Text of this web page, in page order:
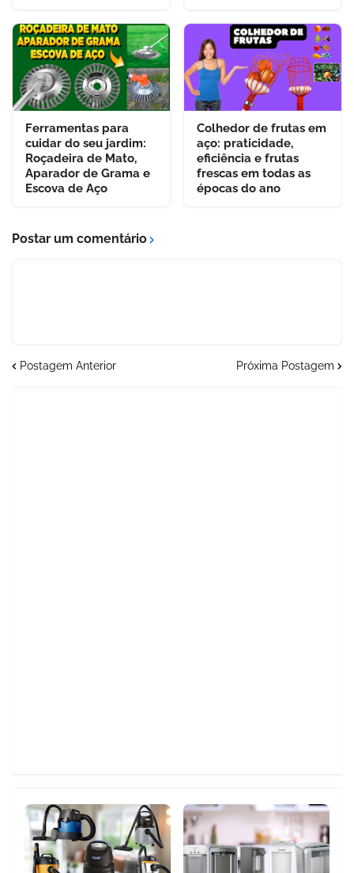
Ferramentas para
cuidar do seu jardim:
Roçadeira de Mato,
Aparador de Grama e
Escova de Aço
Colhedor de frutas em
aço: praticidade,
eficiência e frutas
frescas em todas as
épocas do ano
Postar um comentário
Postagem Anterior Próxima Postagem